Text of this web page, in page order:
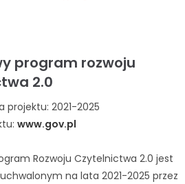
program rozwoju
2.0
projektu: 2021-2025
www.gov.pl
Rozwoju Czytelnictwa 2.0 jest
na lata 2021-2025 przez